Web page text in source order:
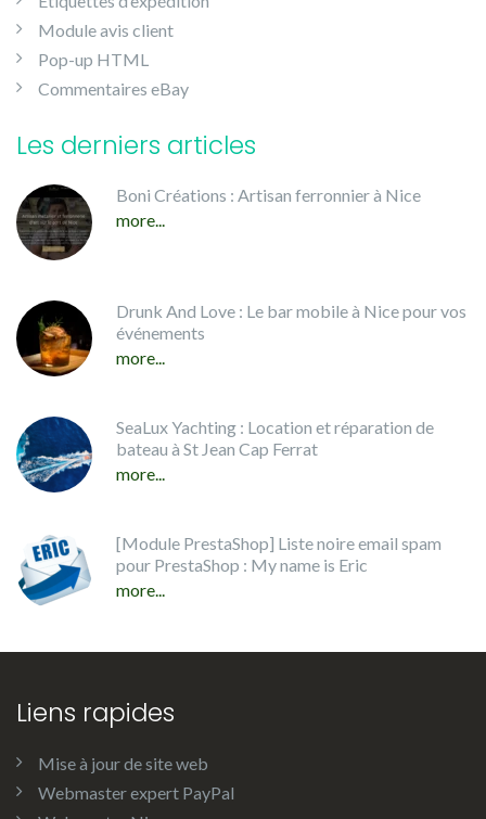
Module avis client
Pop-up HTML
Commentaires eBay
Les derniers articles
Boni Créations : Artisan ferronnier à Nice
more...
Drunk And Love : Le bar mobile à Nice pour vos
événements
more...
SeaLux Yachting : Location et réparation de
bateau à St Jean Cap Ferrat
more...
[Module PrestaShop] Liste noire email spam
pour PrestaShop : My name is Eric
more...
Liens rapides
Mise à jour de site web
Webmaster expert PayPal